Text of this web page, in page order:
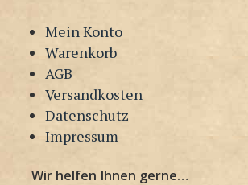
Mein Konto
Warenkorb
AGB
Versandkosten
Datenschutz
Impressum
Wir helfen Ihnen gerne…